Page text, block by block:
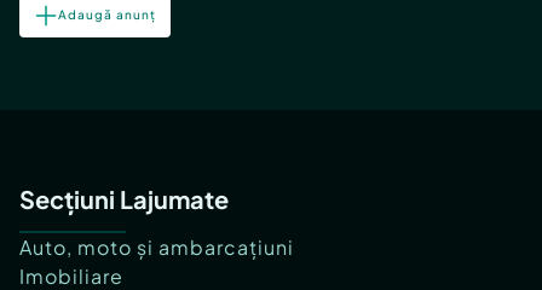
Adaugă anunț
Secțiuni Lajumate
Auto, moto și ambarcațiuni
Imobiliare